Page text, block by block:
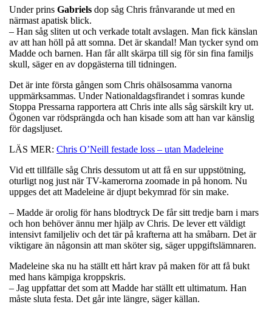
Under prins Gabriels dop såg Chris frånvarande ut med en
närmast apatisk blick.
– Han såg sliten ut och verkade totalt avslagen. Man fick känslan
av att han höll på att somna. Det är skandal! Man tycker synd om
Madde och barnen. Han får allt skärpa till sig för sin fina familjs
skull, säger en av dopgästerna till tidningen.
Det är inte första gången som Chris ohälsosamma vanorna
uppmärksammas. Under Nationaldagsfirandet i somras kunde
Stoppa Pressarna rapportera att Chris inte alls såg särskilt kry ut.
Ögonen var rödsprängda och han kisade som att han var känslig
för dagsljuset.
LÄS MER: Chris O’Neill festade loss – utan Madeleine
Vid ett tillfälle såg Chris dessutom ut att få en sur uppstötning,
oturligt nog just när TV-kamerorna zoomade in på honom. Nu
uppges det att Madeleine är djupt bekymrad för sin make.
– Madde är orolig för hans blodtryck De får sitt tredje barn i mars
och hon behöver ännu mer hjälp av Chris. De lever ett väldigt
intensivt familjeliv och det tär på krafterna att ha småbarn. Det är
viktigare än någonsin att man sköter sig, säger uppgiftslämnaren.
Madeleine ska nu ha ställt ett hårt krav på maken för att få bukt
med hans kämpiga kroppskris.
– Jag uppfattar det som att Madde har ställt ett ultimatum. Han
måste sluta festa. Det går inte längre, säger källan.